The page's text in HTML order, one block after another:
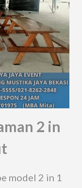
2 in
model 2 in 1